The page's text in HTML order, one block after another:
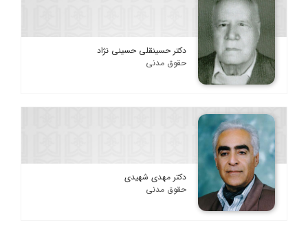
دکتر حسینقلی حسینی نژاد
حقوق مدنی
دکتر مهدی شهیدی
حقوق مدنی